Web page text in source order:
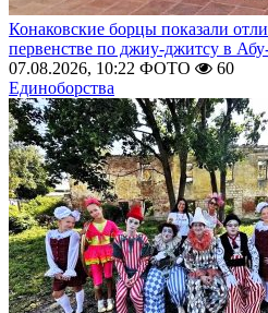
Конаковские борцы показали
первенстве по джиу-джитсу в
07.08.2026, 10:22 ФОТО
60
Единоборства